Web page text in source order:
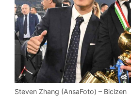
Steven Zhang (AnsaFoto) – Bicizen